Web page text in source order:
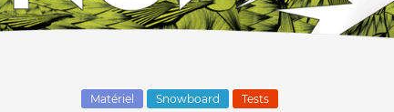
Matériel Snowboard Tests